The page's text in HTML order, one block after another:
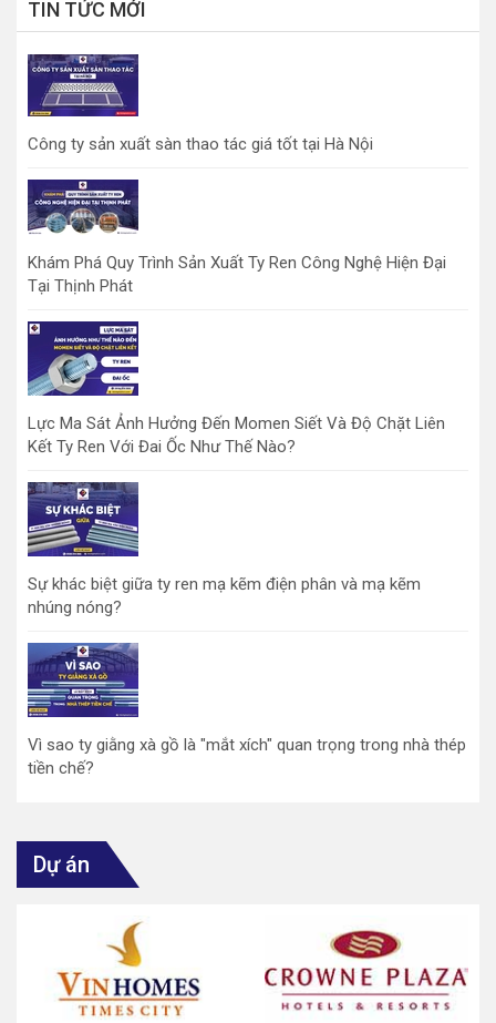
TIN TỨC MỚI
Công ty sản xuất sàn thao tác giá tốt tại Hà Nội
Khám Phá Quy Trình Sản Xuất Ty Ren Công Nghệ Hiện Đại
Tại Thịnh Phát
Lực Ma Sát Ảnh Hưởng Đến Momen Siết Và Độ Chặt Liên
Kết Ty Ren Với Đai Ốc Như Thế Nào?
Sự khác biệt giữa ty ren mạ kẽm điện phân và mạ kẽm
nhúng nóng?
Vì sao ty giằng xà gồ là "mắt xích" quan trọng trong nhà thép
tiền chế?
Dự án